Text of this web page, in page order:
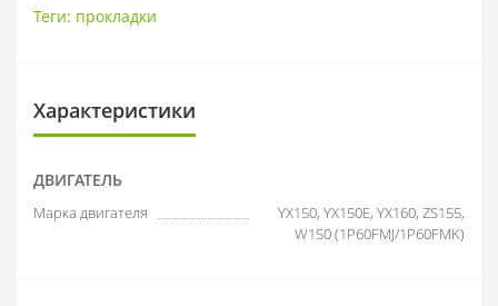
Теги: прокладки
Характеристики
ДВИГАТЕЛЬ
Марка двигателя
YX150, YX150E, YX160, ZS155,
W150 (1P60FMJ/1P60FMK)